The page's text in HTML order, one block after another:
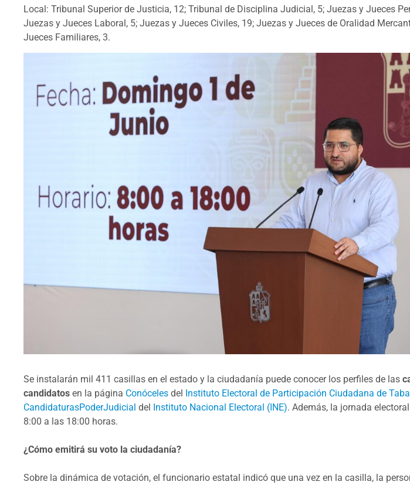
Local: Tribunal Superior de Justicia, 12; Tribunal de Disciplina Judicial, 5; Juezas y Jueces
Juezas y Jueces Laboral, 5; Juezas y Jueces Civiles, 19; Juezas y Jueces de Oralidad
Jueces Familiares, 3.
Se instalarán mil 411 casillas en el estado y la ciudadanía puede conocer los perfiles de las
candidatos en la página Conóceles del Instituto Electoral de Participación Ciudadana de
CandidaturasPoderJudicial del Instituto Nacional Electoral (INE). Además, la jornada
8:00 a las 18:00 horas.
¿Cómo emitirá su voto la ciudadanía?
Sobre la dinámica de votación, el funcionario estatal indicó que una vez en la casilla, la